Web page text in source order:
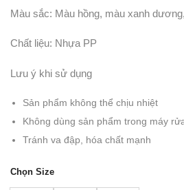
Màu sắc: Màu hồng, màu xanh
Chất liệu: Nhựa PP
Lưu ý khi sử dụng
Sản phẩm không thể chịu nhiệt
Không dùng sản phẩm trong máy
Tránh va đập, hóa chất mạnh
Chọn Size